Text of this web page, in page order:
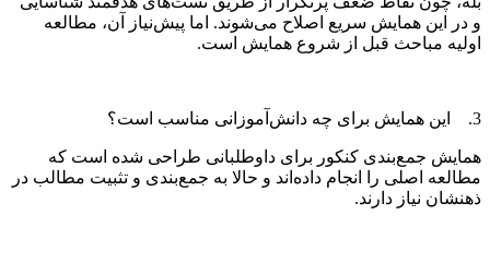
و در این همایش سریع اصلاح می‌شوند. اما پیش‌نیاز آن، مطالعه
اولیه مباحث قبل از شروع همایش است.
3. این همایش برای چه دانش‌آموزانی مناسب است؟
همایش جمع‌بندی کنکور برای داوطلبانی طراحی شده است که
مطالعه اصلی را انجام داده‌اند و حالا به جمع‌بندی و تثبیت مطالب در
ذهنشان نیاز دارند.